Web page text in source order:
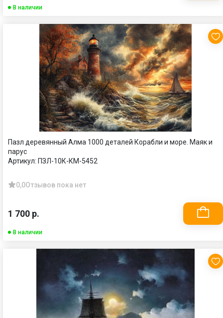
В наличии
Пазл деревянный Алма 1000 деталей Корабли и море. Маяк и
парус
Артикул: ПЗЛ-10К-КМ-5452
0,0Отзывов пока нет
1 700 р.
В наличии